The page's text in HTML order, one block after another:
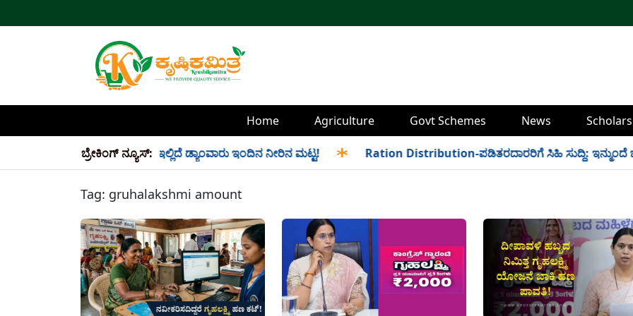
Home Agriculture Govt Schemes News
ಬ್ರೇಕಿಂಗ್ ನ್ಯೂಸ್:
34 TMC ನೀರು ಸಂಗ್ರಹ! ಇಲ್ಲಿದೆ ಡ್ಯಾಂವಾರು ಇಂದಿನ ನೀರಿನ ಮಟ್ಟ! ✱ Ration Distribution-ಪಡಿತರದಾರರಿಗೆ ಸಿಹಿ ಸುದ್ದಿ: ಇನ್ಮುಂದೆ
Tag: gruhalakshmi amount